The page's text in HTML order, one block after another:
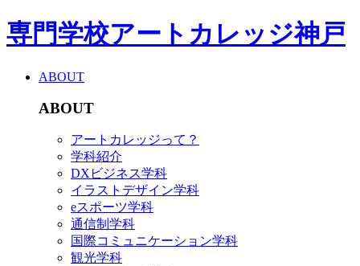
専門学校アートカレッジ神戸
ABOUT
ABOUT
アートカレッジって？
学科紹介
DXビジネス学科
イラストデザイン学科
eスポーツ学科
通信制学科
国際コミュニケーション学科
観光学科